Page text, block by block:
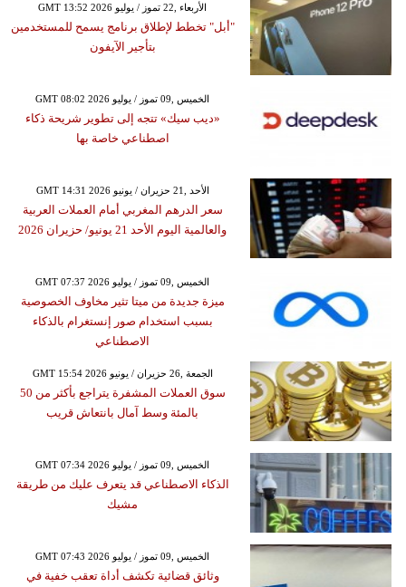
GMT 13:52 2026 الأربعاء ,22 تموز / يوليو
"أبل" تخطط لإطلاق برنامج يسمح للمستخدمين
بتأجير الآيفون
GMT 08:02 2026 الخميس ,09 تموز / يوليو
«ديب سيك» تتجه إلى تطوير شريحة ذكاء
اصطناعي خاصة بها
GMT 14:31 2026 الأحد ,21 حزيران / يونيو
سعر الدرهم المغربي أمام العملات العربية
والعالمية اليوم الأحد 21 يونيو/ حزيران 2026
GMT 07:37 2026 الخميس ,09 تموز / يوليو
ميزة جديدة من ميتا تثير مخاوف الخصوصية
بسبب استخدام صور إنستغرام بالذكاء
الاصطناعي
GMT 15:54 2026 الجمعة ,26 حزيران / يونيو
سوق العملات المشفرة يتراجع بأكثر من 50
بالمئة وسط آمال بانتعاش قريب
GMT 07:34 2026 الخميس ,09 تموز / يوليو
الذكاء الاصطناعي قد يتعرف عليك من طريقة
مشيك
GMT 07:43 2026 الخميس ,09 تموز / يوليو
وثائق قضائية تكشف أداة تعقب خفية في